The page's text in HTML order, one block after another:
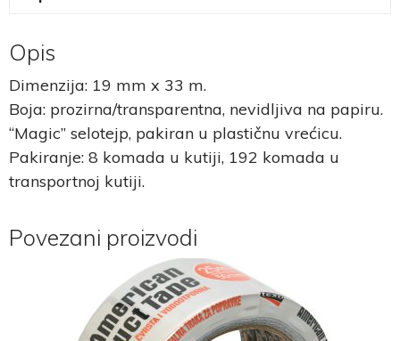
Opis
Dimenzija: 19 mm x 33 m.
Boja: prozirna/transparentna, nevidljiva na papiru.
“Magic” selotejp, pakiran u plastičnu vrećicu.
Pakiranje: 8 komada u kutiji, 192 komada u
transportnoj kutiji.
Povezani proizvodi